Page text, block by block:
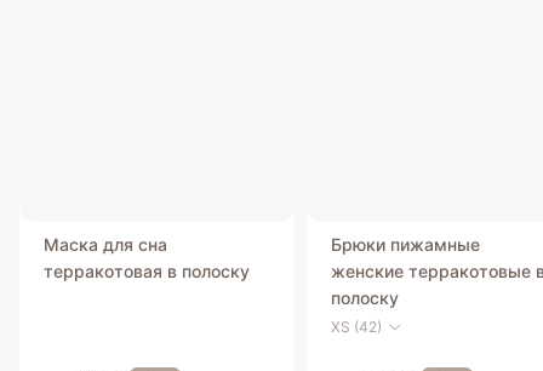
Маска для сна
терракотовая в полоску
Брюки пижамные
женские терракотовые
полоску
XS (42)